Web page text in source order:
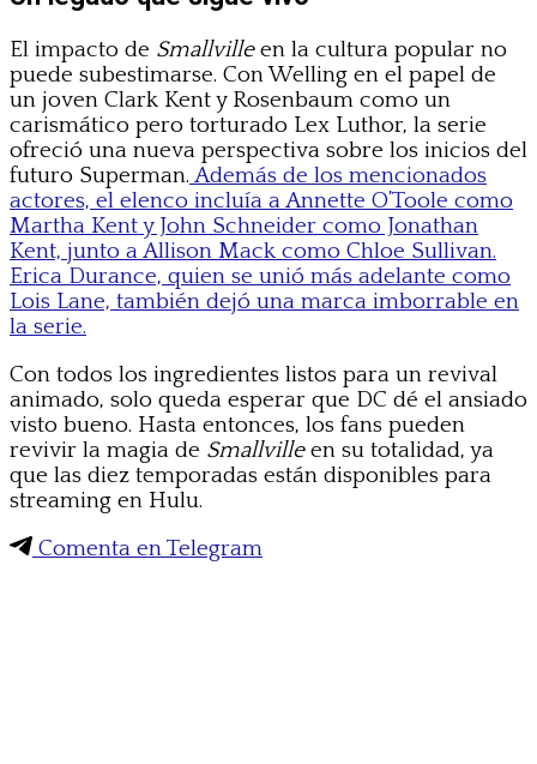
El impacto de Smallvilleen la cultura popular no
puede subestimarse. Con Welling en el papel de
un joven Clark Kent y Rosenbaum como un
carismático pero torturado Lex Luthor, la serie
ofreció una nueva perspectiva sobre los inicios del
futuro Superman. Además de los mencionados
actores, el elenco incluía a Annette O’Toole como
Martha Kent y John Schneider como Jonathan
Kent, junto a Allison Mack como Chloe Sullivan.
Erica Durance, quien se unió más adelante como
Lois Lane, también dejó una marca imborrable en
la serie.
Con todos los ingredientes listos para un revival
animado, solo queda esperar que DC dé el ansiado
visto bueno. Hasta entonces, los fans pueden
revivir la magia de Smallvilleen su totalidad, ya
que las diez temporadas están disponibles para
streaming en Hulu.
Comenta en Telegram